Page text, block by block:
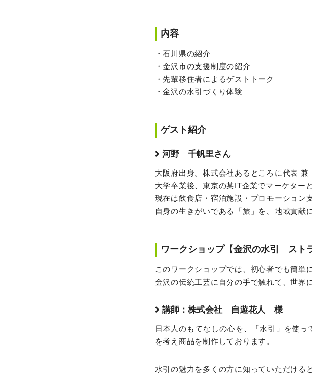
内容
・石川県の紹介
・金沢市の支援制度の紹介
・先輩移住者によるゲストトーク
・金沢の水引づくり体験
ゲスト紹介
河野 千帆里さん
大阪府出身。株式会社あるところに代表 兼
大学卒業後、東京の某IT企業でマーケター
現在は飲食店・宿泊施設・プロモーション
自身の生きがいである「旅」を、地域貢献
ワークショップ【金沢の水引 スト
このワークショップでは、初心者でも簡単
金沢の伝統工芸に自分の手で触れて、世界
講師：株式会社 自遊花人 様
日本人のもてなしの心を、「水引」を使
を考え商品を制作しております。
水引の魅力を多くの方に知っていただける